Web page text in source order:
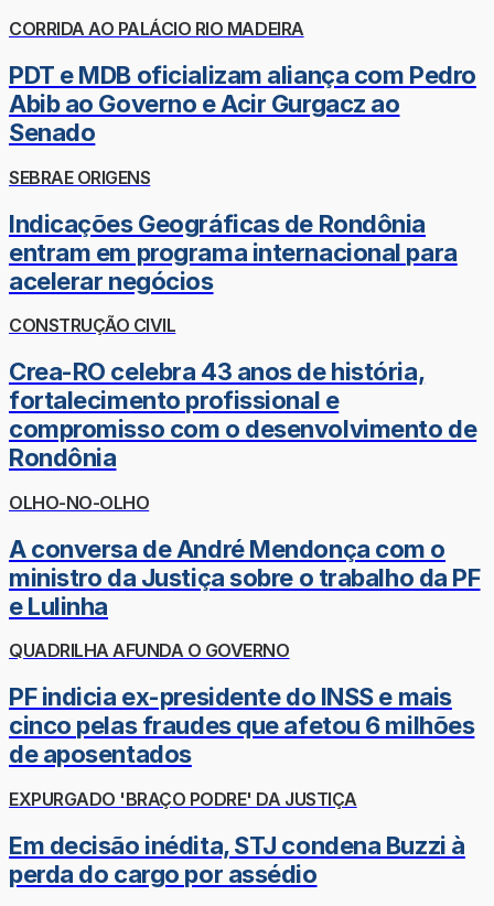
CORRIDA AO PALÁCIO RIO MADEIRA
PDT e MDB oficializam aliança com Pedro
Abib ao Governo e Acir Gurgacz ao
Senado
SEBRAE ORIGENS
Indicações Geográficas de Rondônia
entram em programa internacional para
acelerar negócios
CONSTRUÇÃO CIVIL
Crea-RO celebra 43 anos de história,
fortalecimento profissional e
compromisso com o desenvolvimento de
Rondônia
OLHO-NO-OLHO
A conversa de André Mendonça com o
ministro da Justiça sobre o trabalho da PF
e Lulinha
QUADRILHA AFUNDA O GOVERNO
PF indicia ex-presidente do INSS e mais
cinco pelas fraudes que afetou 6 milhões
de aposentados
EXPURGADO 'BRAÇO PODRE' DA JUSTIÇA
Em decisão inédita, STJ condena Buzzi à
perda do cargo por assédio